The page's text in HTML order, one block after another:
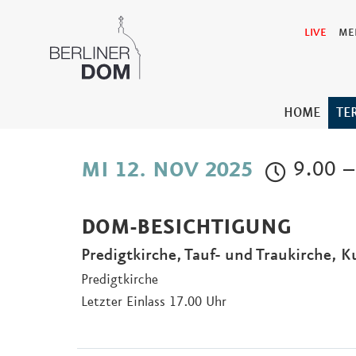
LIVE
HOME
MI 12. NOV 2025 9.00
DOM-BESICHTIGUNG
Predigtkirche, Tauf- und Traukirche,
Predigtkirche
Letzter Einlass 17.00 Uhr